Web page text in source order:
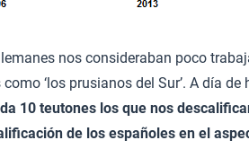
nos consideraban poco
‘los prusianos del Sur’. A día
10 teutones los que nos
de los españoles en el